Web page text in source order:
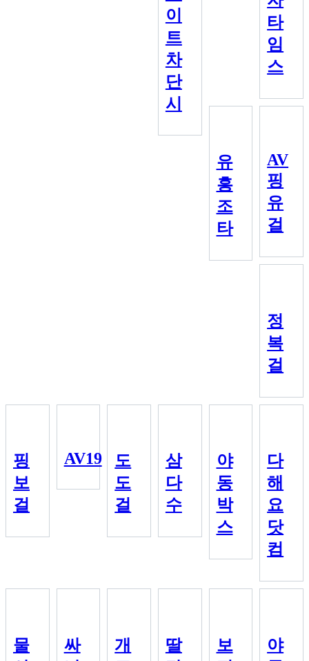
이
트
차
단
시
타
임
스
유
흥
조
타
AV
핑
유
걸
정
복
걸
핑
보
걸
AV19
도
도
걸
삼
다
수
야
동
박
스
다
해
요
닷
컴
물
싸
개
딸
보
야